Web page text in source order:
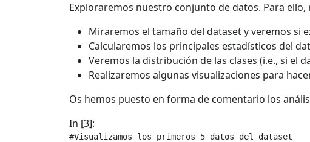
Exploraremos nuestro conjunto de datos. Para
Miraremos el tamaño del dataset y veremos si
Calcularemos los principales estadísticos del
Veremos la distribución de las clases (i.e., si el
Realizaremos algunas visualizaciones para
Os hemos puesto en forma de comentario los
In [3]:
#Visualizamos los primeros 5 datos del dataset